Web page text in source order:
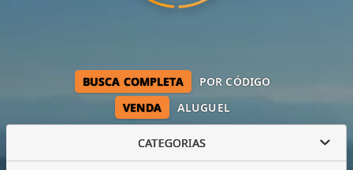
VENDA ALUGUEL
BUSCA COMPLETA POR CÓDIGO
CATEGORIAS